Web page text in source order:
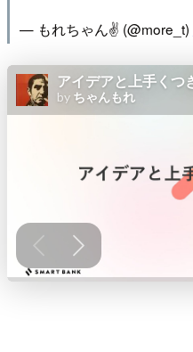
— もれちゃん✌ (@more_t)